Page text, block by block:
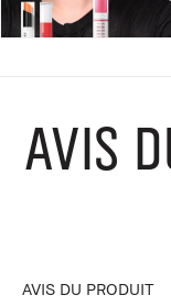
AVIS
AVIS DU PRODUIT